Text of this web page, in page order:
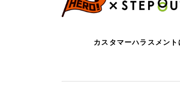
カスタマーハラスメン